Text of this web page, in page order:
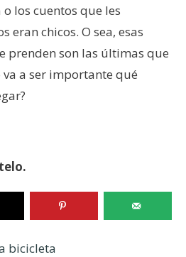
los cuentos que les
eran chicos. O sea, esas
prenden son las últimas que
va a ser importante qué
bicicleta